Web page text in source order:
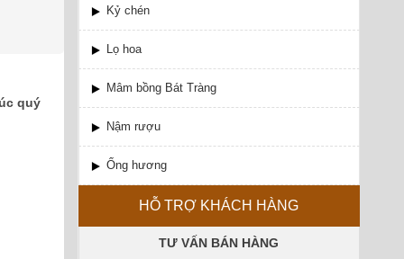
Kỷ chén
Lọ hoa
Mâm bồng Bát Tràng
Nậm rượu
Ống hương
HỖ TRỢ KHÁCH HÀNG
TƯ VẤN BÁN HÀNG
quý